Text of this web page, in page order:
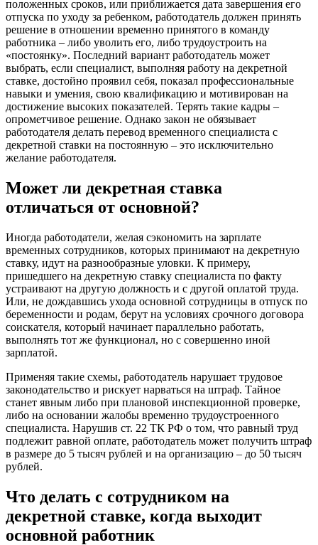
положенных сроков, или приближается дата завершения его
отпуска по уходу за ребенком, работодатель должен принять
решение в отношении временно принятого в команду
работника – либо уволить его, либо трудоустроить на
«постоянку». Последний вариант работодатель может
выбрать, если специалист, выполняя работу на декретной
ставке, достойно проявил себя, показал профессиональные
навыки и умения, свою квалификацию и мотивирован на
достижение высоких показателей. Терять такие кадры –
опрометчивое решение. Однако закон не обязывает
работодателя делать перевод временного специалиста с
декретной ставки на постоянную – это исключительно
желание работодателя.
Может ли декретная ставка
отличаться от основной?
Иногда работодатели, желая сэкономить на зарплате
временных сотрудников, которых принимают на декретную
ставку, идут на разнообразные уловки. К примеру,
пришедшего на декретную ставку специалиста по факту
устраивают на другую должность и с другой оплатой труда.
Или, не дождавшись ухода основной сотрудницы в отпуск по
беременности и родам, берут на условиях срочного договора
соискателя, который начинает параллельно работать,
выполнять тот же функционал, но с совершенно иной
зарплатой.
Применяя такие схемы, работодатель нарушает трудовое
законодательство и рискует нарваться на штраф. Тайное
станет явным либо при плановой инспекционной проверке,
либо на основании жалобы временно трудоустроенного
специалиста. Нарушив ст. 22 ТК РФ о том, что равный труд
подлежит равной оплате, работодатель может получить штраф
в размере до 5 тысяч рублей и на организацию – до 50 тысяч
рублей.
Что делать с сотрудником на
декретной ставке, когда выходит
основной работник